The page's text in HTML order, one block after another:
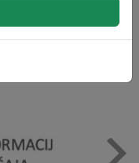
5 6